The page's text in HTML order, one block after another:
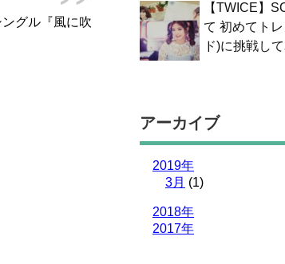
グル『風に吹
【TWICE】
て 初めてト
ド)に挑戦して
アーカイブ
2019年
3月 (1)
2018年
2017年